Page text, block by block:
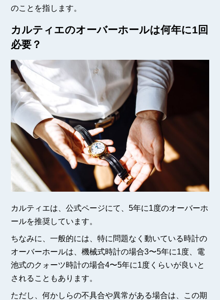
のことを指します。
カルティエのオーバーホールは何年に1回
必要？
カルティエは、公式ページにて、5年に1度のオーバーホ
ールを推奨しています。
ちなみに、一般的には、特に問題なく動いている時計の
オーバーホールは、機械式時計の場合3〜5年に1度、電
池式のクォーツ時計の場合4〜5年に1度くらいが良いと
されることもあります。
ただし、何かしらの不具合や異常がある場合は、この期